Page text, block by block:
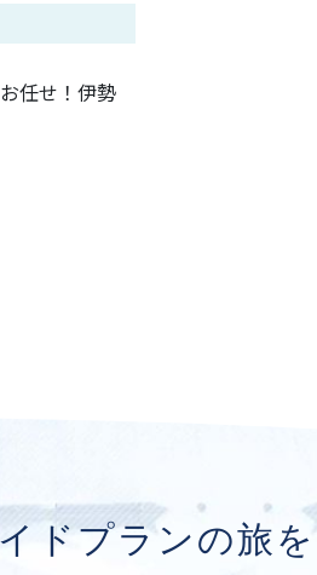
任せ！伊勢
ドプランの旅を